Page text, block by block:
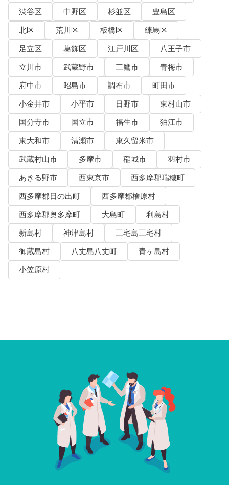
渋谷区
中野区 杉並区
豊島区
北区
荒川区 板橋区
練馬区
足立区
葛飾区 江戸川区
八王子市
立川市
武蔵野市 三鷹市
青梅市
府中市
昭島市 調布市
町田市
小金井市
小平市 日野市
東村山市
国分寺市
国立市 福生市
狛江市
東大和市
清瀬市
東久留米市
武蔵村山市
多摩市 稲城市
羽村市
あきる野市
西東京市
西多摩郡瑞穂町
西多摩郡日の出町
西多摩郡檜原村
西多摩郡奥多摩町
大島町
利島村
新島村
神津島村
三宅島三宅村
御蔵島村
八丈島八丈町
青ヶ島村
小笠原村